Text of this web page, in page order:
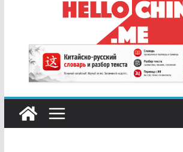
Аналог
Охота за Черным Хлебом:
по Русским и Европейским
Китае
Молочный Кризис: Почему
Найти Творог, Сметану и
Искать Спасение?)
Счастливые Числа и